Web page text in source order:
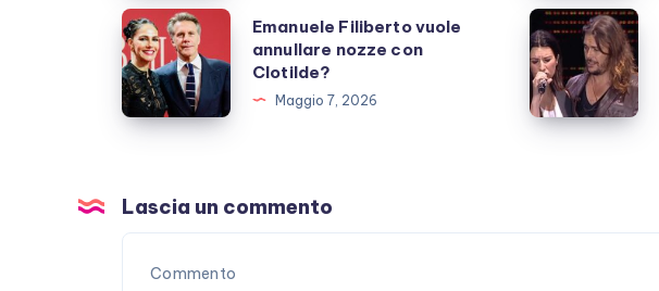
una
pausa,
fan
preoccupati
ora?
Emanuele
Filiberto
vuole
annullare
Clotilde?
Emanuele Filiberto vuole
annullare nozze con
Clotilde?
Maggio 7, 2026
Gianluca
Grignani:
Destinazione
paradiso
Pausini?
Lascia un commento